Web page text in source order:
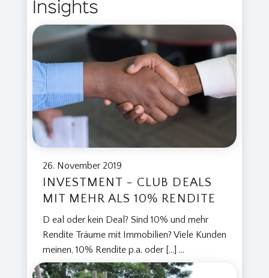
Insights
26. November 2019
INVESTMENT - CLUB DEALS
MIT MEHR ALS 10% RENDITE
D eal oder kein Deal? Sind 10% und mehr
Rendite Träume mit Immobilien? Viele Kunden
meinen, 10% Rendite p.a. oder […] ...